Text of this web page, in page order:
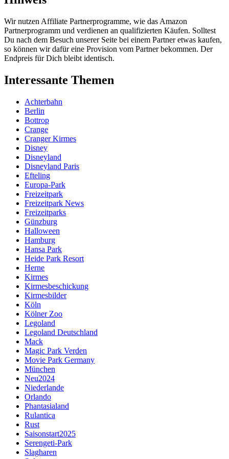
Wir nutzen Affiliate Partnerprogramme, wie das Amazon
Partnerprogramm und verdienen an qualifizierten Käufen. Solltest
Du nach dem Besuch unserer Seite bei einem Partner etwas kaufen,
so können wir dafür eine Provision vom Partner bekommen. Der
Endpreis für Dich bleibt identisch.
Interessante Themen
Achterbahn
Berlin
Bottrop
Crange
Cranger Kirmes
Disney
Disneyland
Disneyland Paris
Efteling
Europa-Park
Freizeitpark
Freizeitpark News
Freizeitparks
Günzburg
Halloween
Hamburg
Hansa Park
Heide Park Resort
Herne
Kirmes
Kirmesbeschickung
Kirmesbilder
Köln
Kölner Zoo
Legoland
Legoland Deutschland
Mack
Magic Park Verden
Movie Park Germany
München
Neu2024
Niederlande
Orlando
Phantasialand
Rulantica
Rust
Saisonstart2025
Serengeti-Park
Slagharen